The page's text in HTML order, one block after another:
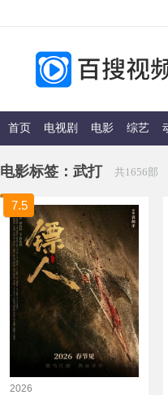
首页 电视剧 电影 综艺
电影标签： 武打 共1656部
7.5
2026